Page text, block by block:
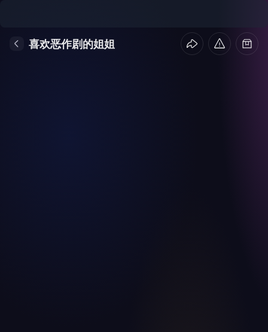
喜欢恶作剧的姐姐